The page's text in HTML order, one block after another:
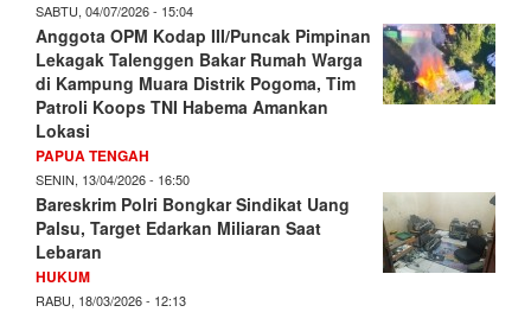
SABTU, 04/07/2026 - 15:04
Anggota OPM Kodap III/Puncak Pimpinan
Lekagak Talenggen Bakar Rumah Warga
di Kampung Muara Distrik Pogoma, Tim
Patroli Koops TNI Habema Amankan
Lokasi
PAPUA TENGAH
SENIN, 13/04/2026 - 16:50
Bareskrim Polri Bongkar Sindikat Uang
Palsu, Target Edarkan Miliaran Saat
Lebaran
HUKUM
RABU, 18/03/2026 - 12:13